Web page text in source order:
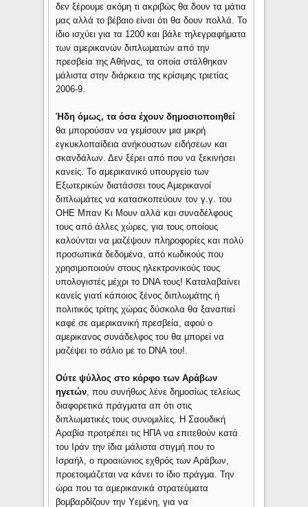
δεν ξέρουμε ακόμη τι ακριβώς θα δουν τα μάτια
μας αλλά το βέβαιο είναι ότι θα δουν πολλά. Το
ίδιο ισχύει για τα 1200 και βάλε τηλεγραφήματα
των αμερικανών διπλωματών από την
πρεσβεία της Αθήνας, τα οποία στάλθηκαν
μάλιστα στην διάρκεια της κρίσιμης τριετίας
2006-9.
Ήδη όμως, τα όσα έχουν δημοσιοποιηθεί
θα μπορούσαν να γεμίσουν μια μικρή
εγκυκλοπαίδεια ανήκουστων ειδήσεων και
σκανδάλων. Δεν ξέρει από που να ξεκινήσει
κανείς. Το αμερικανικό υπουργείο των
Εξωτερικών διατάσσει τους Αμερικανοί
διπλωμάτες να κατασκοπεύουν τον γ.γ. του
ΟΗΕ Μπαν Κι Μουν αλλά και συναδέλφους
τους από άλλες χώρες, για τους οποίους
καλούνται να μαζέψουν πληροφορίες και πολύ
προσωπικά δεδομένα, από κωδικούς που
χρησιμοποιούν στους ηλεκτρονικούς τους
υπολογιστές μέχρι το DNA τους! Καταλαβαίνει
κανείς γιατί κάποιος ξένος διπλωμάτης ή
πολιτικός τρίτης χώρας δύσκολα θα ξαναπιεί
καφέ σε αμερικανική πρεσβεία, αφού ο
αμερικανος συνάδελφος του θα μπορεί να
μαζέψει το σάλιο με το DNA του!.
Ούτε ψύλλος στο κόρφο των Αράβων
ηγετών , που συνήθως λένε δημοσίως τελείως
διαφορετικά πράγματα απ ότι στις
διπλωματικές τους συνομιλίες. Η Σαουδική
Αραβία προτρέπει τις ΗΠΑ να επιτεθούν κατά
του Ιράν την ίδια μάλιστα στιγμή που το
Ισραήλ, ο προαιώνιος εχθρός των Αράβων,
προετοιμάζεται να κάνει το ίδιο πράγμα. Την
ώρα που τα αμερικανικά στρατεύματα
βομβαρδίζουν την Υεμένη, για να